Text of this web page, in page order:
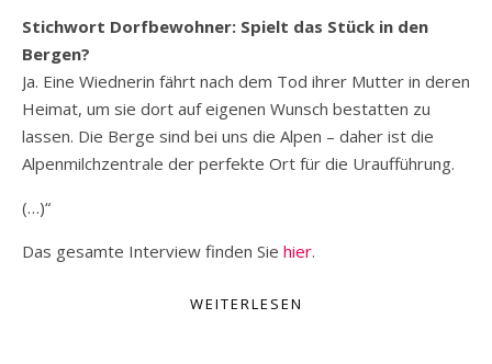
Stichwort Dorfbewohner: Spielt das Stück in den
Bergen?
Ja. Eine Wiednerin fährt nach dem Tod ihrer Mutter in deren
Heimat, um sie dort auf eigenen Wunsch bestatten zu
lassen. Die Berge sind bei uns die Alpen – daher ist die
Alpenmilchzentrale der perfekte Ort für die Uraufführung.
(…)“
Das gesamte Interview finden Sie hier.
WEITERLESEN